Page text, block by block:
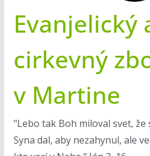
Evanjelický
cirkevný
v Martine
"Lebo tak Boh miloval svet,
Syna dal, aby nezahynul, ale